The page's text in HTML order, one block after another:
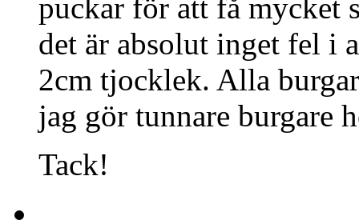
puckar för att få mycket
det är absolut inget fel i
2cm tjocklek. Alla
jag gör tunnare burgare
Tack!